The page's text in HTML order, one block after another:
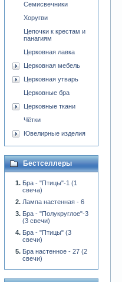
Семисвечники
Хоругви
Цепочки к крестам и
панагиям
Церковная лавка
Церковная мебель
Церковная утварь
Церковные бра
Церковные ткани
Чётки
Ювелирные изделия
Бестселлеры
Бра - "Птицы"-1 (1
свеча)
Лампа настенная - 6
Бра - "Полукруглое"-3
(3 свечи)
Бра - "Птицы" (3
свечи)
Бра настенное - 27 (2
свечи)